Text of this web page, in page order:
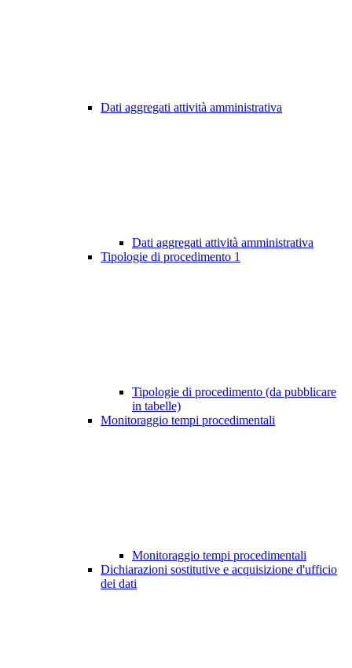
Dati aggregati attività amministrativa
Dati aggregati attività amministrativa
Tipologie di procedimento 1
Tipologie di procedimento (da pubblicare
in tabelle)
Monitoraggio tempi procedimentali
Monitoraggio tempi procedimentali
Dichiarazioni sostitutive e acquisizione d'ufficio
dei dati